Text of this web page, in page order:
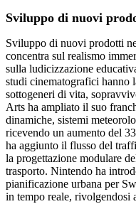
Sviluppo di nuovi
Sviluppo di nuovi prodotti
concentra sul realismo
sulla ludicizzazione
studi cinematografici hanno
sottogeneri di vita,
Arts ha ampliato il suo
dinamiche, sistemi
ricevendo un aumento del
ha aggiunto il flusso del
la progettazione modulare
trasporto. Nintendo ha
pianificazione urbana per
in tempo reale, rivolgendosi